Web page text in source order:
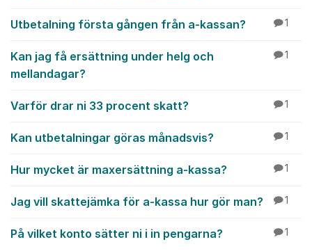
Utbetalning första gången från a-kassan? 1
Kan jag få ersättning under helg och
mellandagar?
1
Varför drar ni 33 procent skatt? 1
Kan utbetalningar göras månadsvis? 1
Hur mycket är maxersättning a-kassa? 1
Jag vill skattejämka för a-kassa hur gör man? 1
På vilket konto sätter ni i in pengarna? 1